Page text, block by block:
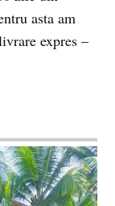
asta am
expres –